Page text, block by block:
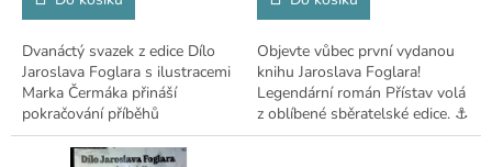
Dvanáctý svazek z edice Dílo
Jaroslava Foglara s ilustracemi
Marka Čermáka přináší
pokračování příběhů
skautského oddílu
Devadesátka.
Objevte vůbec první vydanou
knihu Jaroslava Foglara!
Legendární román Přístav volá
z oblíbené sběratelské edice. ⚓